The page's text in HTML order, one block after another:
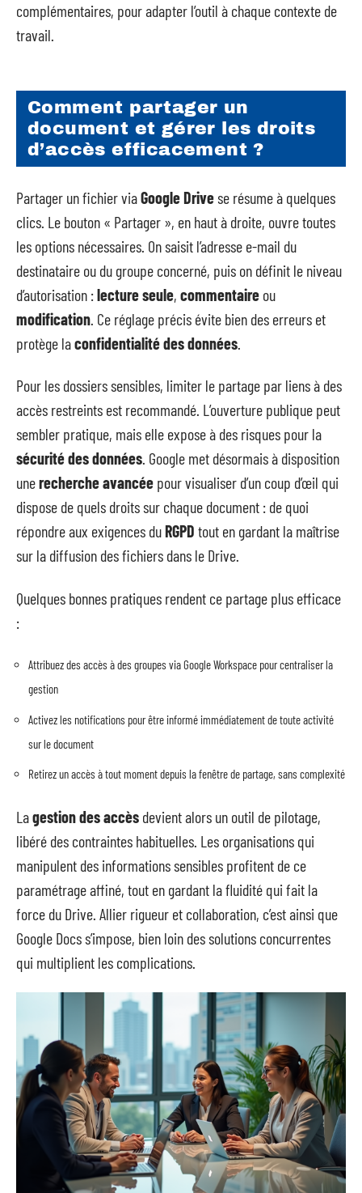
complémentaires, pour adapter l’outil à chaque contexte de
travail.
Comment partager un
document et gérer les droits
d’accès efficacement ?
Partager un fichier viaGoogle Drivese résume à quelques
clics. Le bouton « Partager », en haut à droite, ouvre toutes
les options nécessaires. On saisit l’adresse e-mail du
destinataire ou du groupe concerné, puis on définit le niveau
d’autorisation :lecture seule, commentaire ou
modification . Ce réglage précis évite bien des erreurs et
protège laconfidentialité des données
Pour les dossiers sensibles, limiter le partage par liens à des
accès restreints est recommandé. L’ouverture publique peut
sembler pratique, mais elle expose à des risques pour la
sécurité des données. Google met désormais à disposition
unerecherche avancée pour visualiser d’un coup d’œil qui
dispose de quels droits sur chaque document : de quoi
répondre aux exigences duRGPD tout en gardant la maîtrise
sur la diffusion des fichiers dans le Drive.
Quelques bonnes pratiques rendent ce partage plus efficace
:
Attribuez des accès à des groupes via Google Workspace pour centraliser la
gestion
Activez les notifications pour être informé immédiatement de toute activité
sur le document
Retirez un accès à tout moment depuis la fenêtre de partage, sans complexité
Lagestion des accès devient alors un outil de pilotage,
libéré des contraintes habituelles. Les organisations qui
manipulent des informations sensibles profitent de ce
paramétrage affiné, tout en gardant la fluidité qui fait la
force du Drive. Allier rigueur et collaboration, c’est ainsi que
Google Docs s’impose, bien loin des solutions concurrentes
qui multiplient les complications.